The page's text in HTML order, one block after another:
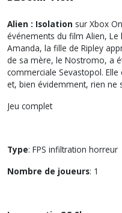
Alien : Isolation sur Xbox
événements du film Alien, Le
Amanda, la fille de Ripley
de sa mère, le Nostromo, a
commerciale Sevastopol.
et, bien évidemment, rien ne
Jeu complet
Type: FPS infiltration horreur
Nombre de joueurs: 1